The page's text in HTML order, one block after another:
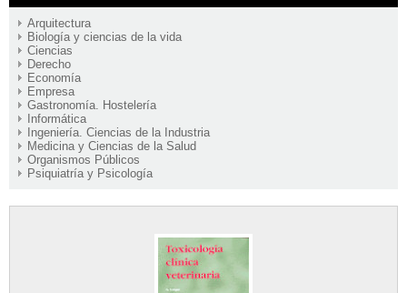
Arquitectura
Biología y ciencias de la vida
Ciencias
Derecho
Economía
Empresa
Gastronomía. Hostelería
Informática
Ingeniería. Ciencias de la Industria
Medicina y Ciencias de la Salud
Organismos Públicos
Psiquiatría y Psicología